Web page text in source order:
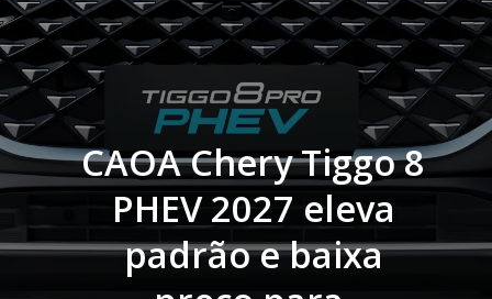
CAOA Chery Tiggo 8
PHEV 2027 eleva
padrão e baixa